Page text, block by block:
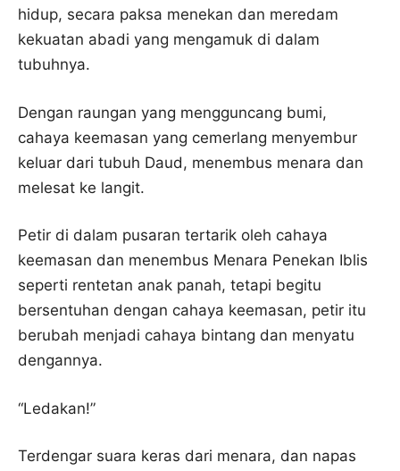
hidup, secara paksa menekan dan meredam
kekuatan abadi yang mengamuk di dalam
tubuhnya.
Dengan raungan yang mengguncang bumi,
cahaya keemasan yang cemerlang menyembur
keluar dari tubuh Daud, menembus menara dan
melesat ke langit.
Petir di dalam pusaran tertarik oleh cahaya
keemasan dan menembus Menara Penekan Iblis
seperti rentetan anak panah, tetapi begitu
bersentuhan dengan cahaya keemasan, petir itu
berubah menjadi cahaya bintang dan menyatu
dengannya.
“Ledakan!”
Terdengar suara keras dari menara, dan napas